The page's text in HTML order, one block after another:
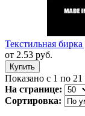
Текстильная
от 2.53 руб.
Показано с 1 по
На странице:
Сортировка: